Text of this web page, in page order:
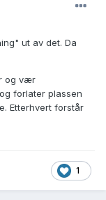
ut av det. Da
og vær
forlater plassen
Etterhvert forstår
1